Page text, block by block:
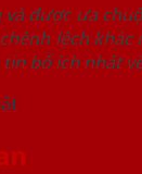
được ưa
lệch
bổ ích nhất